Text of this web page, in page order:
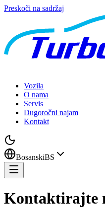
Preskoči na sadržaj
Vozila
O nama
Servis
Dugoročni najam
Kontakt
BosanskiBS
Kontaktirajte